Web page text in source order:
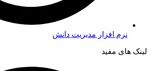
نرم افزار مدیریت دانش
لینک های مفید